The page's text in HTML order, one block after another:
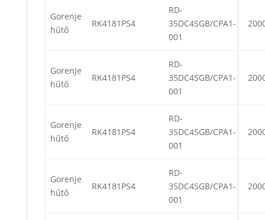
Gorenje
hűtő
RK4181PS4
RD-
35DC4SGB/CPA1-
001
Gorenje
hűtő
RK4181PS4
RD-
35DC4SGB/CPA1-
001
Gorenje
hűtő
RK4181PS4
RD-
35DC4SGB/CPA1-
001
Gorenje
hűtő
RK4181PS4
RD-
35DC4SGB/CPA1-
001